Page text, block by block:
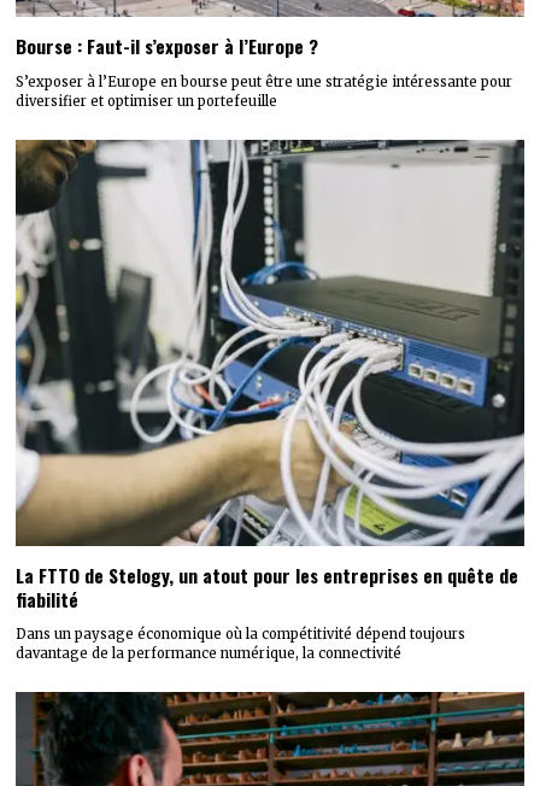
Bourse : Faut-il s’exposer à l’Europe ?
S’exposer à l’Europe en bourse peut être une stratégie intéressante pour
diversifier et optimiser un portefeuille
La FTTO de Stelogy, un atout pour les entreprises en quête de
fiabilité
Dans un paysage économique où la compétitivité dépend toujours
davantage de la performance numérique, la connectivité